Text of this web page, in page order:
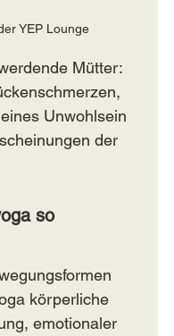
YEP Lounge
Mütter:
Unwohlsein
der
so
körperliche
emotionaler